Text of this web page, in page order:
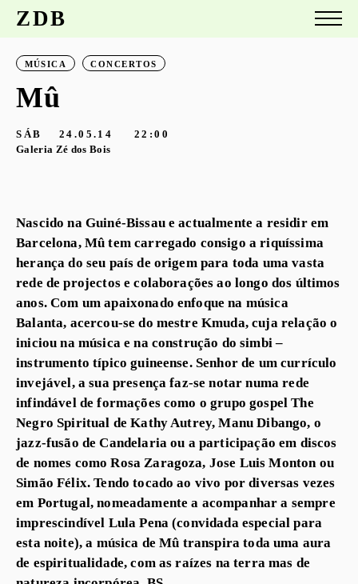
ZDB
MÚSICA CONCERTOS
Mû
SÁB 24.05.14
22:00
Galeria Zé dos Bois
Nascido na Guiné-Bissau e actualmente a residir em
Barcelona, Mû tem carregado consigo a riquíssima
herança do seu país de origem para toda uma vasta
rede de projectos e colaborações ao longo dos últimos
anos. Com um apaixonado enfoque na música
Balanta, acercou-se do mestre Kmuda, cuja relação o
iniciou na música e na construção do simbi –
instrumento típico guineense. Senhor de um currículo
invejável, a sua presença faz-se notar numa rede
infindável de formações como o grupo gospel The
Negro Spiritual de Kathy Autrey, Manu Dibango, o
jazz-fusão de Candelaria ou a participação em discos
de nomes como Rosa Zaragoza, Jose Luis Monton ou
Simão Félix. Tendo tocado ao vivo por diversas vezes
em Portugal, nomeadamente a acompanhar a sempre
imprescindível Lula Pena (convidada especial para
esta noite), a música de Mû transpira toda uma aura
de espiritualidade, com as raízes na terra mas de